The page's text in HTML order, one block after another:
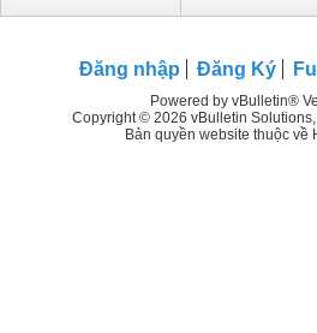
Đăng nhập Đăng Ký
Powered by vBulletin®
Copyright © 2026 vBulletin
Bản quyền website thuộc về